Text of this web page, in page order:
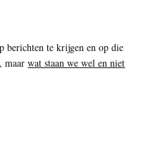
berichten te krijgen en op die
maarwat staan we wel en niet